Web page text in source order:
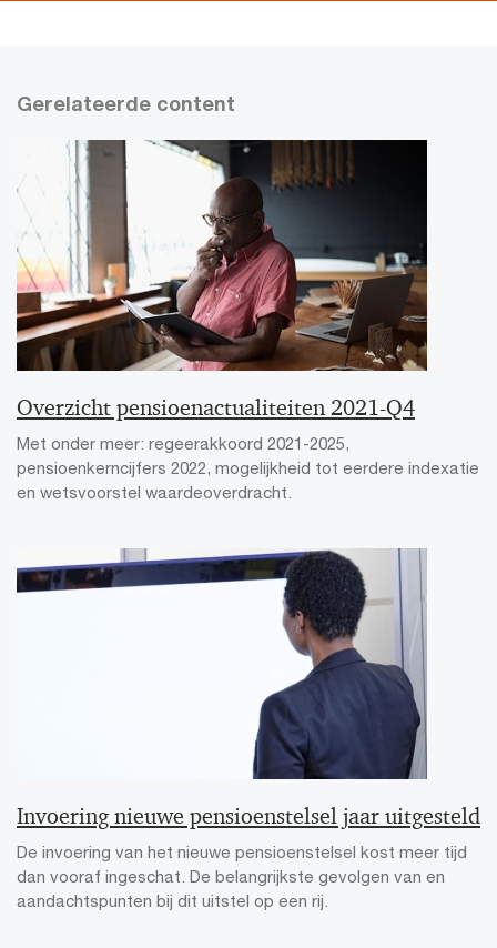
Gerelateerde content
Overzicht pensioenactualiteiten 2021-Q4
Met onder meer: regeerakkoord 2021-2025,
pensioenkerncijfers 2022, mogelijkheid tot eerdere indexatie
en wetsvoorstel waardeoverdracht.
Invoering nieuwe pensioenstelsel jaar uitgesteld
De invoering van het nieuwe pensioenstelsel kost meer tijd
dan vooraf ingeschat. De belangrijkste gevolgen van en
aandachtspunten bij dit uitstel op een rij.